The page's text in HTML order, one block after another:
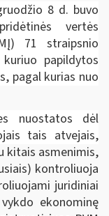
8 d. buvo
vertės
71 straipsnio
papildytos
pagal kurias nuo
nuostatos dėl
tais atvejais,
kitais asmenimis,
kontroliuoja
juridiniai
ekonominę